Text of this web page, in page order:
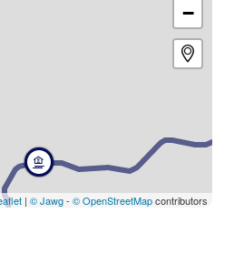
−
| © Jawg- © OpenStreetMapcontributors